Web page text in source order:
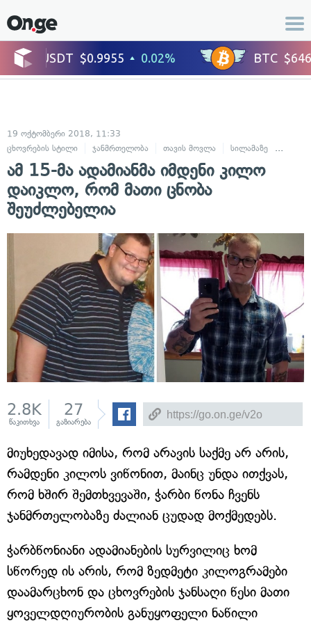
19 ოქტომბერი 2018, 11:33
ცხოვრების სტილი
ჯანმრთელობა თავის მოვლა სილამაზე
ამ 15-მა ადამიანმა იმდენი კილო
დაიკლო, რომ მათი ცნობა
შეუძლებელია
2.8K
წაკითხვა
27
გაზიარება
მიუხედავად იმისა, რომ არავის საქმე არ არის,
რამდენი კილოს ვიწონით, მაინც უნდა ითქვას,
რომ ხშირ შემთხვევაში, ჭარბი წონა ჩვენს
ჯანმრთელობაზე ძალიან ცუდად მოქმედებს.
ჭარბწონიანი ადამიანების სურვილიც ხომ
სწორედ ის არის, რომ ზედმეტი კილოგრამები
დაამარცხონ და ცხოვრების ჯანსაღი წესი მათი
ყოველდღიურობის განუყოფელი ნაწილი